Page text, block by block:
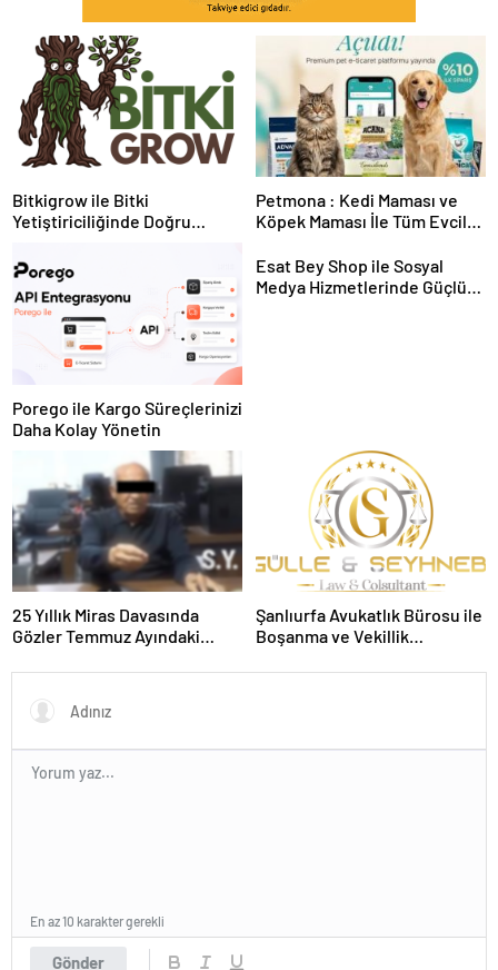
Bitkigrow ile Bitki
Yetiştiriciliğinde Doğru
Petmona : Kedi Maması ve
Köpek Maması İle Tüm Evcil
Porego ile Kargo Süreçlerinizi
Daha Kolay Yönetin
Esat Bey Shop ile Sosyal
Medya Hizmetlerinde Güçlü
25 Yıllık Miras Davasında
Gözler Temmuz Ayındaki
Şanlıurfa Avukatlık Bürosu ile
Boşanma ve Vekillik
Gönder
En az 10 karakter gerekli